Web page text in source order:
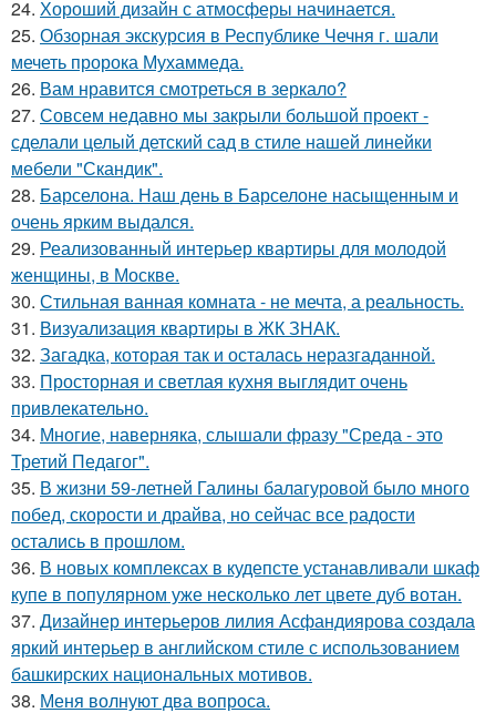
24. Хороший дизайн с атмосферы начинается.
25. Обзорная экскурсия в Республике Чечня г. шали
мечеть пророка Мухаммеда.
26. Вам нравится смотреться в зеркало?
27. Совсем недавно мы закрыли большой проект -
сделали целый детский сад в стиле нашей линейки
мебели "Скандик".
28. Барселона. Наш день в Барселоне насыщенным и
очень ярким выдался.
29. Реализованный интерьер квартиры для молодой
женщины, в Москве.
30. Стильная ванная комната - не мечта, а реальность.
31. Визуализация квартиры в ЖК ЗНАК.
32. Загадка, которая так и осталась неразгаданной.
33. Просторная и светлая кухня выглядит очень
привлекательно.
34. Многие, наверняка, слышали фразу "Среда - это
Третий Педагог".
35. В жизни 59-летней Галины балагуровой было много
побед, скорости и драйва, но сейчас все радости
остались в прошлом.
36. В новых комплексах в кудепсте устанавливали шкаф
купе в популярном уже несколько лет цвете дуб вотан.
37. Дизайнер интерьеров лилия Асфандиярова создала
яркий интерьер в английском стиле с использованием
башкирских национальных мотивов.
38. Меня волнуют два вопроса.